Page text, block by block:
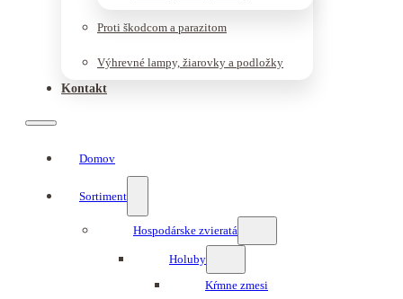
Proti škodcom a parazitom
Výhrevné lampy, žiarovky a podložky
Kontakt
Domov
Sortiment
Hospodárske zvieratá
Holuby
Kŕmne zmesi